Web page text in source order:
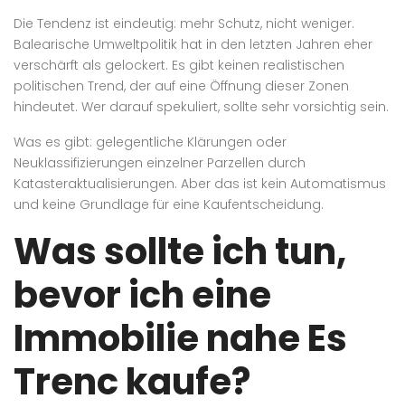
Die Tendenz ist eindeutig: mehr Schutz, nicht weniger.
Balearische Umweltpolitik hat in den letzten Jahren eher
verschärft als gelockert. Es gibt keinen realistischen
politischen Trend, der auf eine Öffnung dieser Zonen
hindeutet. Wer darauf spekuliert, sollte sehr vorsichtig sein.
Was es gibt: gelegentliche Klärungen oder
Neuklassifizierungen einzelner Parzellen durch
Katasteraktualisierungen. Aber das ist kein Automatismus
und keine Grundlage für eine Kaufentscheidung.
Was sollte ich tun,
bevor ich eine
Immobilie nahe Es
Trenc kaufe?